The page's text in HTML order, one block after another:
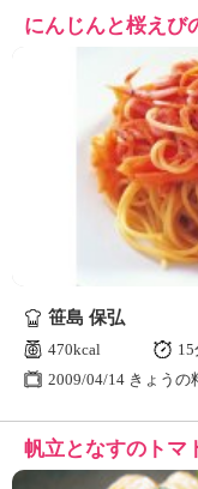
にんじんと桜えび
笹島 保弘
470kcal
15
2009/04/14 きょうの
帆立となすのトマ